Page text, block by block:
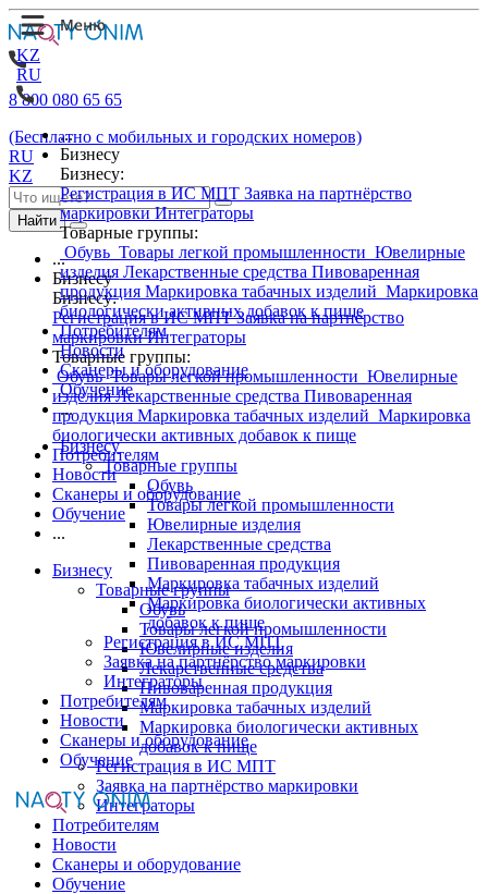
KZ
RU
...
Бизнесу
Бизнесу:
Регистрация в ИС МПТ Заявка на партнёрство
маркировкиИнтеграторы
Товарные группы:
Обувь Товары легкой промышленности Ювелирные
изделия Лекарственные средства Пивоваренная
продукция Маркировка табачных изделий Маркировка
биологически активных добавок к пище
Потребителям
Новости
Сканеры и оборудование
Обучение
...
Бизнесу
Товарные группы
Обувь
Товары легкой промышленности
Ювелирные изделия
Лекарственные средства
Пивоваренная продукция
Маркировка табачных изделий
Маркировка биологически активных
добавок к пище
Регистрация в ИС МПТ
Заявка на партнёрство маркировки
Интеграторы
Потребителям
Новости
Сканеры и оборудование
Обучение
8 800 080 65 65
(Бесплатно с мобильных и городских номеров)
RU
KZ
Найти
...
Бизнесу
Бизнесу:
Регистрация в ИС МПТЗаявка на партнёрство
маркировкиИнтеграторы
Товарные группы:
ОбувьТовары легкой промышленности Ювелирные
изделияЛекарственные средства Пивоваренная
продукция Маркировка табачных изделий Маркировка
биологически активных добавок к пище
Потребителям
Новости
Сканеры и оборудование
Обучение
...
Бизнесу
Товарные группы
Обувь
Товары легкой промышленности
Ювелирные изделия
Лекарственные средства
Пивоваренная продукция
Маркировка табачных изделий
Маркировка биологически активных
добавок к пище
Регистрация в ИС МПТ
Заявка на партнёрство маркировки
Интеграторы
Потребителям
Новости
Сканеры и оборудование
Обучение